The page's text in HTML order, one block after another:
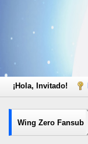
¡Hola, Invitado!
Wing Zero Fansub